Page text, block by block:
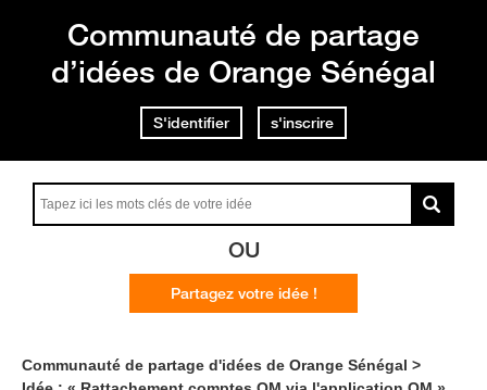
Communauté de partage
d’idées de Orange Sénégal
S'identifier s'inscrire
OU
Partagez votre idée !
Communauté de partage d'idées de Orange Sénégal